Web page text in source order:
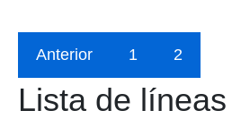
Anterior 1 2
Lista de